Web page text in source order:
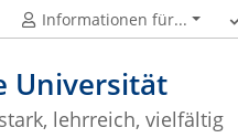
Universität
lehrreich, vielfältig
Informationen für...